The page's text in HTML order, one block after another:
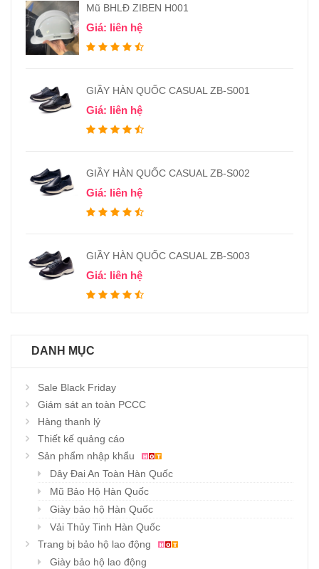
Mũ BHLĐ ZIBEN H001
Giá: liên hệ
GIẦY HÀN QUỐC CASUAL ZB-S001
Giá: liên hệ
GIẦY HÀN QUỐC CASUAL ZB-S002
Giá: liên hệ
GIẦY HÀN QUỐC CASUAL ZB-S003
Giá: liên hệ
DANH MỤC
Sale Black Friday
Giám sát an toàn PCCC
Hàng thanh lý
Thiết kế quảng cáo
Sản phẩm nhập khẩu
Dây Đai An Toàn Hàn Quốc
Mũ Bảo Hộ Hàn Quốc
Giày bảo hộ Hàn Quốc
Vải Thủy Tinh Hàn Quốc
Trang bị bảo hộ lao động
Giày bảo hộ lao động